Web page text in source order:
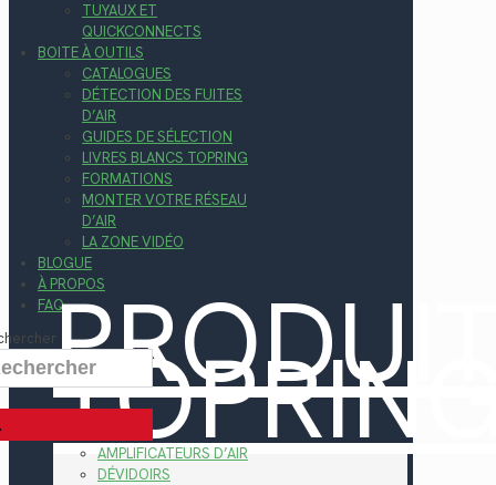
TUYAUX ET
QUICKCONNECTS
BOITE À OUTILS
CATALOGUES
DÉTECTION DES FUITES
D’AIR
GUIDES DE SÉLECTION
LIVRES BLANCS TOPRING
FORMATIONS
MONTER VOTRE RÉSEAU
D’AIR
LA ZONE VIDÉO
BLOGUE
À PROPOS
FAQ
AMPLIFICATEURS D’AIR
DÉVIDOIRS